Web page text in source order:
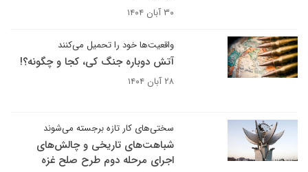
۳۰ آبان ۱۴۰۴
واقعیت‌ها خود را تحمیل می‌کنند
آتش دوباره جنگ کی، کجا و چگونه؟!
۲۸ آبان ۱۴۰۴
سختی‌های کار تازه برجسته می‌شوند
شباهت‌های تاریخی و چالش‌های
اجرای مرحله دوم طرح صلح غزه